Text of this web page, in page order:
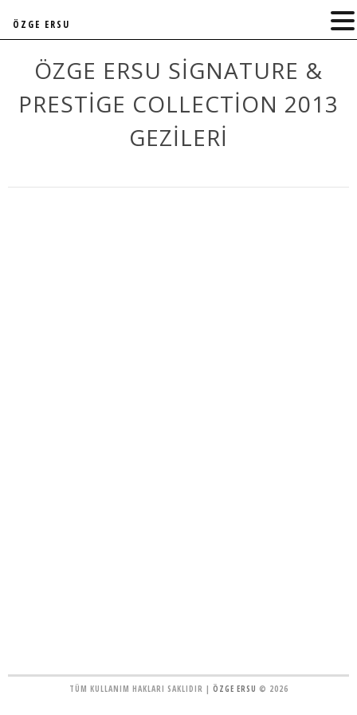
ÖZGE ERSU SIGNATURE &
PRESTIGE COLLECTION 2013
GEZILERI
TÜM KULLANIM HAKLARI SAKLIDIR | ÖZGE ERSU © 2026
ÖZGE ERSU